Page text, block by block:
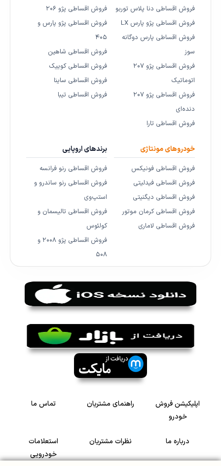
فروش اقساطی دنا پلاس توربو
فروش اقساطی پژو پارس LX
فروش اقساطی پارس دوگانه
سوز
فروش اقساطی پژو ۲۰۷
اتوماتیک
فروش اقساطی پژو ۲۰۷
دنده‌ای
فروش اقساطی تارا
فروش اقساطی پژو ۲۰۶
فروش اقساطی پژو پارس و
۴۰۵
فروش اقساطی شاهین
فروش اقساطی کوییک
فروش اقساطی ساینا
فروش اقساطی تیبا
خودروهای مونتاژی
فروش اقساطی فونیکس
فروش اقساطی فیدلیتی
فروش اقساطی دیگنیتی
فروش اقساطی کرمان موتور
فروش اقساطی لاماری
برندهای اروپایی
فروش اقساطی رنو فرانسه
فروش اقساطی رنو ساندرو و
استپ‌وی
فروش اقساطی تالیسمان و
کولئوس
فروش اقساطی پژو ۲۰۰۸ و
۵۰۸
اپلیکیشن فروش
خودرو
راهنمای مشتریان تماس ما
درباره ما نظرات مشتریان
استعلامات
خودرویی